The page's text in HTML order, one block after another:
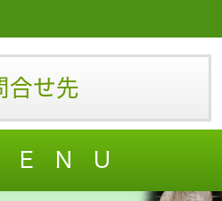
合せ先
E N U